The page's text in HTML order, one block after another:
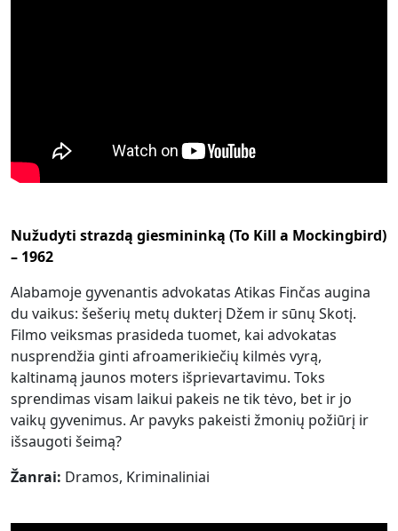
Nužudyti strazdą giesmininką (To Kill a Mockingbird)
– 1962
Alabamoje gyvenantis advokatas Atikas Finčas augina
du vaikus: šešerių metų dukterį Džem ir sūnų Skotį.
Filmo veiksmas prasideda tuomet, kai advokatas
nusprendžia ginti afroamerikiečių kilmės vyrą,
kaltinamą jaunos moters išprievartavimu. Toks
sprendimas visam laikui pakeis ne tik tėvo, bet ir jo
vaikų gyvenimus. Ar pavyks pakeisti žmonių požiūrį ir
išsaugoti šeimą?
Žanrai: Dramos, Kriminaliniai